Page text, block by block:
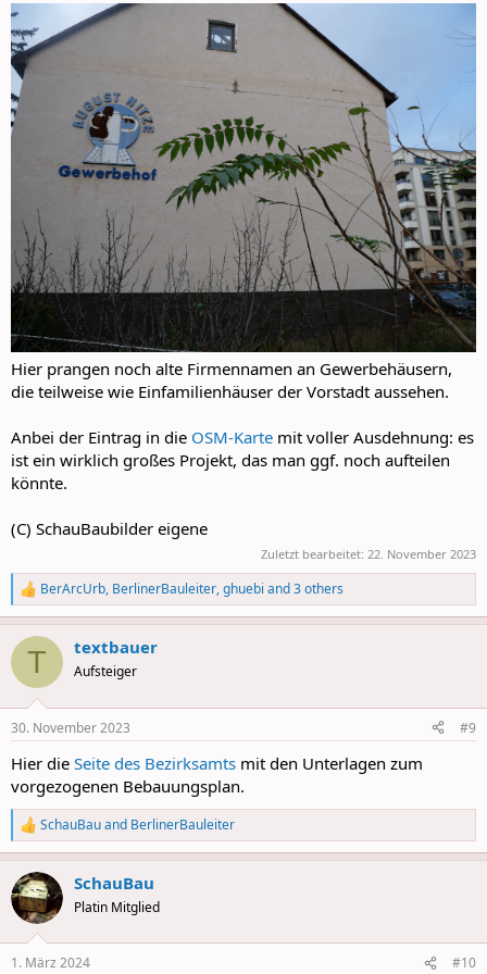
Hier prangen noch alte Firmennamen an Gewerbehäusern,
die teilweise wie Einfamilienhäuser der Vorstadt aussehen.
Anbei der Eintrag in die OSM-Karte mit voller Ausdehnung: es
ist ein wirklich großes Projekt, das man ggf. noch aufteilen
könnte.
(C) SchauBaubilder eigene
Zuletzt bearbeitet: 22. November 2023
R
e
a
c
i
s
BerArcUrb, BerlinerBauleiter,ghuebi and 3 others
T textbauer
Aufsteiger
30. November 2023 #9
Hier die Seite des Bezirksamts mit den Unterlagen zum
vorgezogenen Bebauungsplan.
R
e
a
c
t
i
s
SchauBauand BerlinerBauleiter
SchauBau
Platin Mitglied
1. März 2024 #10